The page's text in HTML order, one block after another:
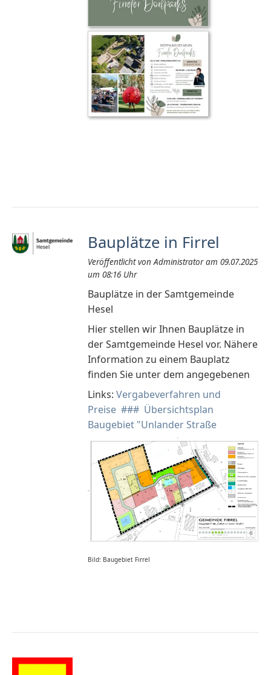
Bauplätze in Firrel
Veröffentlicht von Administrator am 09.07.2025
um 08:16 Uhr
Bauplätze in der Samtgemeinde
Hesel
Hier stellen wir Ihnen Bauplätze in
der Samtgemeinde Hesel vor. Nähere
Information zu einem Bauplatz
finden Sie unter dem angegebenen
Links: Vergabeverfahren und
Preise ### Übersichtsplan
Baugebiet "Unlander Straße
Bild: Baugebiet Firrel